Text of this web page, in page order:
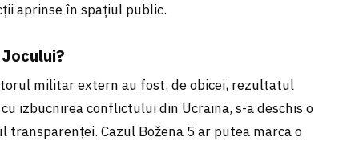
aprinse în spațiul public.
militar extern au fost, de obicei, rezultatul
izbucnirea conflictului din Ucraina, s-a deschis o
Cazul Božena 5 ar putea marca o